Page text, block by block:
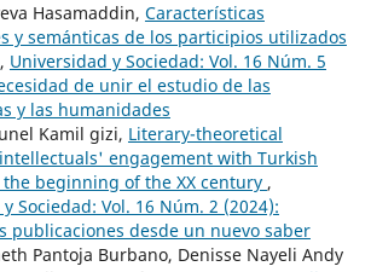
Hasamaddin, Características
y semánticas de los participios utilizados
, Universidad y Sociedad: Vol. 16 Núm. 5
de unir el estudio de las
y las humanidades
Kamil gizi, Literary-theoretical
engagement with Turkish
beginning of the XX century ,
Sociedad: Vol. 16 Núm. 2 (2024):
publicaciones desde un nuevo saber
Pantoja Burbano, Denisse Nayeli Andy